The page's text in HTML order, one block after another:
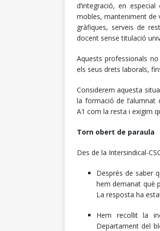
d’integració, en
mobles, manteniment de
gràfiques, serveis de
docent sense titulació
Aquests professionals
els seus drets laborals,
Considerem aquesta
la formació de l’alumnat
A1 com la resta i exigim
Torn obert de paraula
Des de la Intersindical-
Després de saber
hem demanat què
La resposta ha
Hem recollit la
Departament del